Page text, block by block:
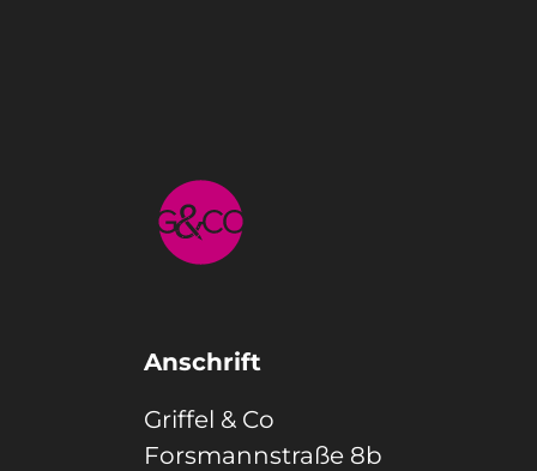
Anschrift
Griffel & Co
Forsmannstraße 8b